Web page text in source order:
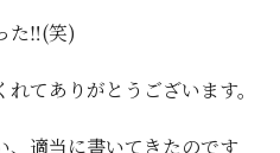
た‼️(笑)
てありがとうございます。
、適当に書いてきたのです